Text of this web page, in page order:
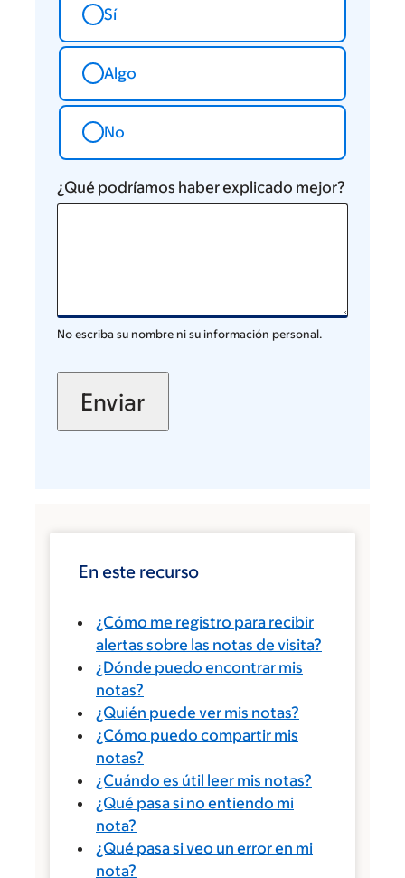
Sí
Algo
No
¿Qué podríamos haber explicado mejor?
No escriba su nombre ni su información personal.
En este recurso
¿Cómo me registro para recibir
alertas sobre las notas de visita?
¿Dónde puedo encontrar mis
notas?
¿Quién puede ver mis notas?
¿Cómo puedo compartir mis
notas?
¿Cuándo es útil leer mis notas?
¿Qué pasa si no entiendo mi
nota?
¿Qué pasa si veo un error en mi
nota?